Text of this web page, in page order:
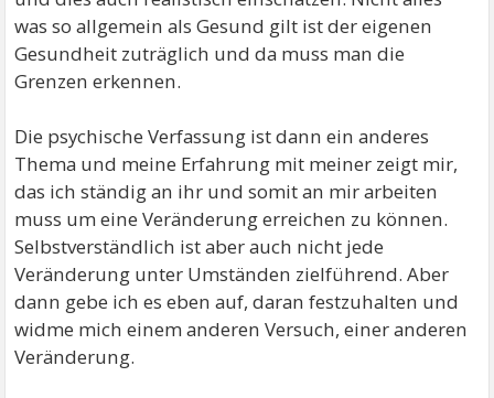
was so allgemein als Gesund gilt ist der eigenen
Gesundheit zuträglich und da muss man die
Grenzen erkennen.
Die psychische Verfassung ist dann ein anderes
Thema und meine Erfahrung mit meiner zeigt mir,
das ich ständig an ihr und somit an mir arbeiten
muss um eine Veränderung erreichen zu können.
Selbstverständlich ist aber auch nicht jede
Veränderung unter Umständen zielführend. Aber
dann gebe ich es eben auf, daran festzuhalten und
widme mich einem anderen Versuch, einer anderen
Veränderung.